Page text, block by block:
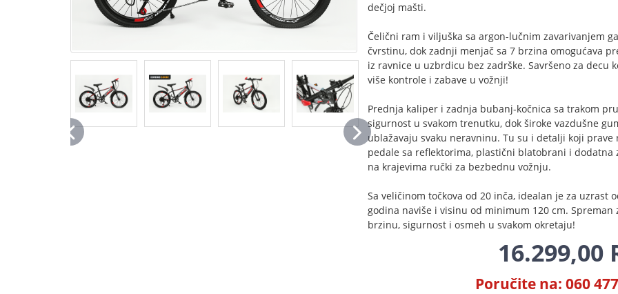
dečjoj mašti.
Čelični ram i viljuška sa argon-lučnim zavarivanjem
čvrstinu, dok zadnji menjač sa 7 brzina omogućava
iz ravnice u uzbrdicu bez zadrške. Savršeno za decu
više kontrole i zabave u vožnji!
Prednja kaliper i zadnja bubanj-kočnica sa trakom
sigurnost u svakom trenutku, dok široke vazdušne
ublažavaju svaku neravninu. Tu su i detalji koji prave
pedale sa reflektorima, plastični blatobrani i dodatna
na krajevima ručki za bezbednu vožnju.
Sa veličinom točkova od 20 inča, idealan je za uzrast
godina naviše i visinu od minimum 120 cm. Spreman
brzinu, sigurnost i osmeh u svakom okretaju!
16.299,00
Poručite na: 060